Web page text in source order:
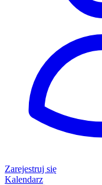
Zarejestruj się
Kalendarz